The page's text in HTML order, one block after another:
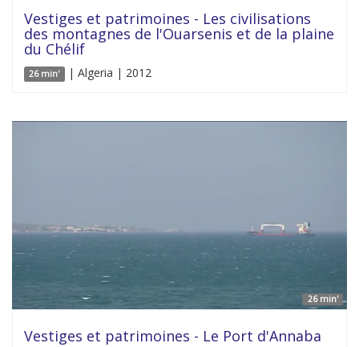
Vestiges et patrimoines - Les civilisations
des montagnes de l'Ouarsenis et de la plaine
du Chélif
26 min' | Algeria | 2012
26 min'
Vestiges et patrimoines - Le Port d'Annaba